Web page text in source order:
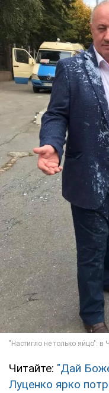
Читайте: "Дай
Луценко ярко